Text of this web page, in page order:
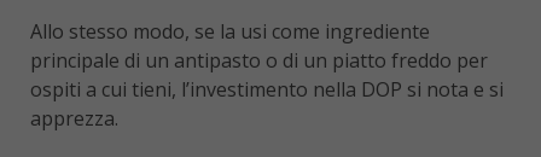
Allo stesso modo, se la usi come ingrediente
principale di un antipasto o di un piatto freddo per
ospiti a cui tieni, l’investimento nella DOP si nota e si
apprezza.